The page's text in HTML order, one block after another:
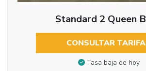
Standard 2 Queen
CONSULTAR
Tasa baja de hoy